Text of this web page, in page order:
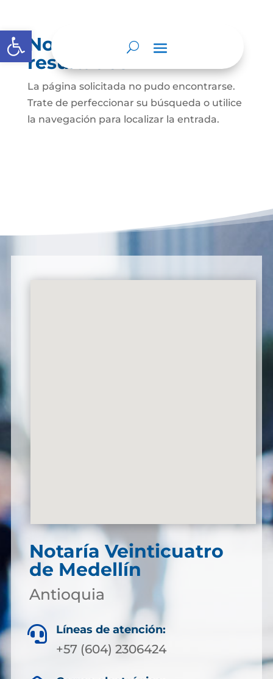
Abrir barra de herramientas
No se encontraron
resultados
La página solicitada no pudo encontrarse.
Trate de perfeccionar su búsqueda o utilice
la navegación para localizar la entrada.
Notaría Veinticuatro
de Medellín
Antioquia
 Líneas de atención:
+57 (604) 2306424